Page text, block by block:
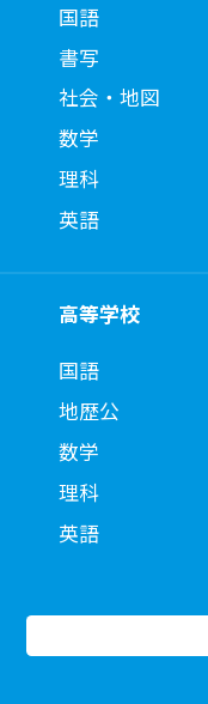
国語
書写
社会・地図
数学
理科
英語
高等学校
国語
地歴公
数学
理科
英語